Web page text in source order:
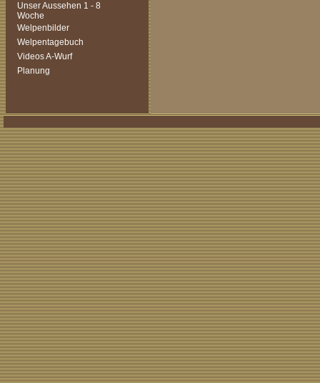
Unser Aussehen 1 - 8
Woche
Welpenbilder
Welpentagebuch
Videos A-Wurf
Planung